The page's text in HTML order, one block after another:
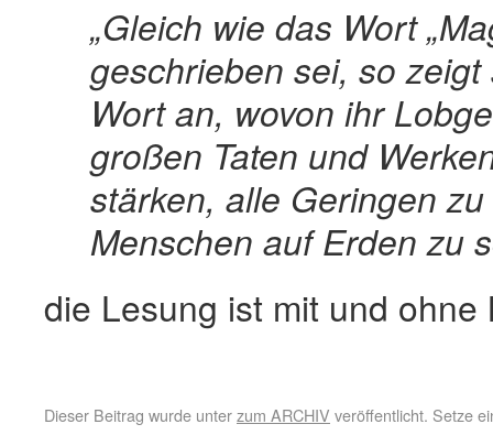
„Gleich wie das Wort
geschrieben sei, so
Wort an, wovon ihr
großen Taten und
stärken, alle Geringen
Menschen auf Erden zu
die Lesung ist mit und ohne
Dieser Beitrag wurde unterzum ARCHIV veröffentlicht. Setze